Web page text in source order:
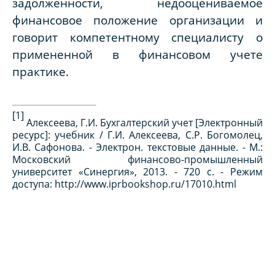
финансовое положение организации и
говорит компетентному специалисту о
примененной в финансовом учете
практике.
[1]
Алексеева, Г.И. Бухгалтерский учет [Электронный
ресурс]: учебник / Г.И. Алексеева, С.Р. Богомолец,
И.В. Сафонова. - Электрон. текстовые данные. - М.:
Московский финансово-промышленный
университет «Синергия», 2013. - 720 c. - Режим
доступа: http://www.iprbookshop.ru/17010.html